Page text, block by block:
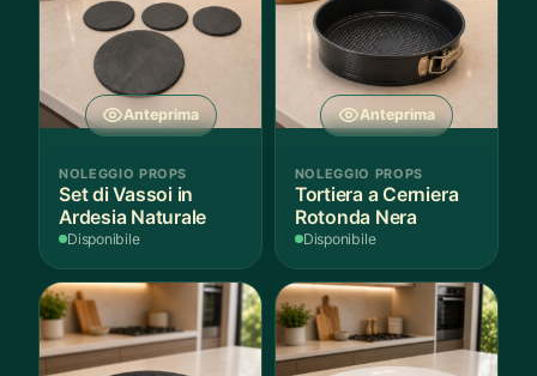
Anteprima
NOLEGGIO PROPS
Set di Vassoi in
Ardesia Naturale
Disponibile
Anteprima
NOLEGGIO PROPS
Tortiera a Cerniera
Rotonda Nera
Disponibile